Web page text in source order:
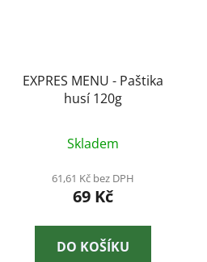
EXPRES MENU - Paštika
husí 120g
Skladem
61,61 Kč bez DPH
69 Kč
DO KOŠÍKU